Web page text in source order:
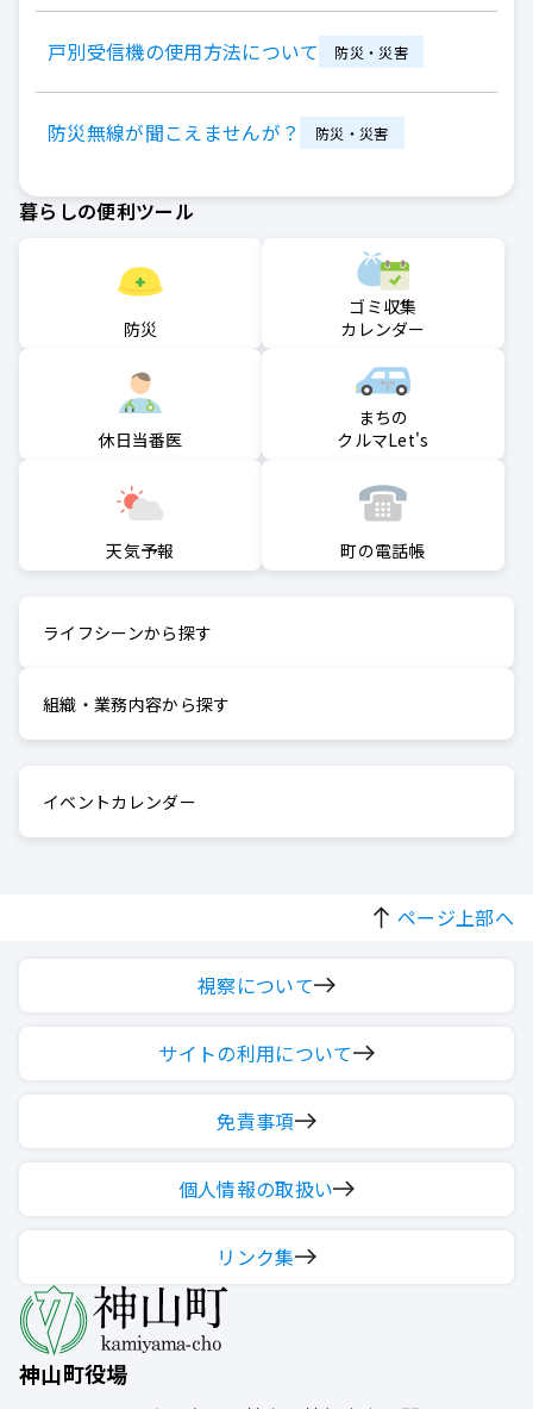
戸別受信機の使用方法について 防災・災害
防災無線が聞こえませんが？ 防災・災害
暮らしの便利ツール
防災
ゴミ収集
カレンダー
休日当番医
まちの
クルマLet's
天気予報 町の電話帳
ライフシーンから探す
組織・業務内容から探す
イベントカレンダー
ページ上部へ
神山町役場
視察について
サイトの利用について
免責事項
個人情報の取扱い
リンク集